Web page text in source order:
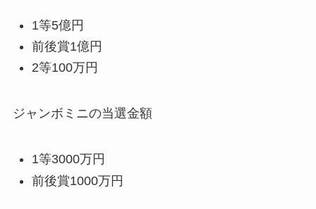
1等5億円
前後賞1億円
2等100万円
ジャンボミニの当選金額
1等3000万円
前後賞1000万円